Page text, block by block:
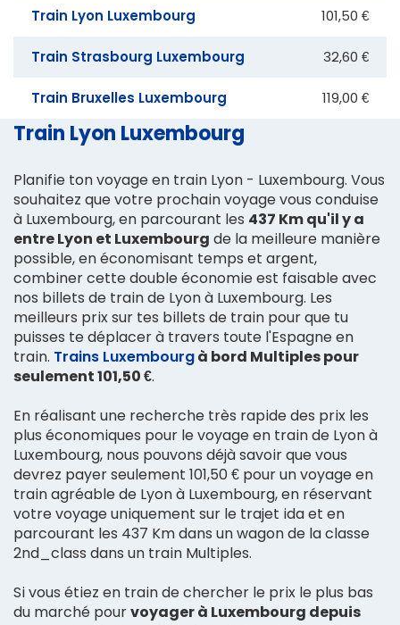
Train Lyon Luxembourg 101,50 €
Train Strasbourg Luxembourg 32,60 €
Train Bruxelles Luxembourg 119,00 €
Train Lyon Luxembourg
Planifie ton voyage en train Lyon - Luxembourg. Vous
souhaitez que votre prochain voyage vous conduise
à Luxembourg, en parcourant les 437 Km qu'il y a
entre Lyon et Luxembourg de la meilleure manière
possible, en économisant temps et argent,
combiner cette double économie est faisable avec
nos billets de train de Lyon à Luxembourg. Les
meilleurs prix sur tes billets de train pour que tu
puisses te déplacer à travers toute l'Espagne en
train. Trains Luxembourgà bord Multiples pour
seulement 101,50 €.
En réalisant une recherche très rapide des prix les
plus économiques pour le voyage en train de Lyon à
Luxembourg, nous pouvons déjà savoir que vous
devrez payer seulement 101,50 € pour un voyage en
train agréable de Lyon à Luxembourg, en réservant
votre voyage uniquement sur le trajet ida et en
parcourant les 437 Km dans un wagon de la classe
2nd_class dans un train Multiples.
Si vous étiez en train de chercher le prix le plus bas
du marché pourvoyager à Luxembourg depuis